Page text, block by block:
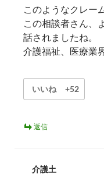
このようなクレー
この相談者さん、
話されましたね。
介護福祉、医療業
いいね +52
返信
介護土